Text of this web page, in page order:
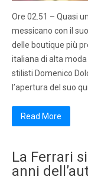
Ore 02.51 – Quasi
messicano con il
delle boutique più
italiana di alta
stilisti Domenico
l’apertura del suo
Read More
La Ferrari
anni